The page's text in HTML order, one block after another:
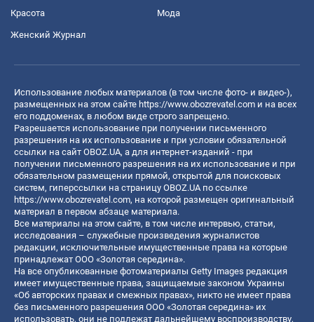
Красота Мода
Женский Журнал
Использование любых материалов (в том числе фото- и видео-),
размещенных на этом сайте https://www.obozrevatel.com и на всех
его поддоменах, в любом виде строго запрещено.
Разрешается использование при получении письменного
разрешения на их использование и при условии обязательной
ссылки на сайт OBOZ.UA, а для интернет-изданий - при
получении письменного разрешения на их использование и при
обязательном размещении прямой, открытой для поисковых
систем, гиперссылки на страницу OBOZ.UA по ссылке
https://www.obozrevatel.com, на которой размещен оригинальный
материал в первом абзаце материала.
Все материалы на этом сайте, в том числе интервью, статьи,
исследования – служебные произведения журналистов
редакции, исключительные имущественные права на которые
принадлежат ООО «Золотая середина».
На все опубликованные фотоматериалы Getty Images редакция
имеет имущественные права, защищаемые законом Украины
«Об авторских правах и смежных правах», никто не имеет права
без письменного разрешения ООО «Золотая середина» их
использовать, они не подлежат дальнейшему воспроизводству,